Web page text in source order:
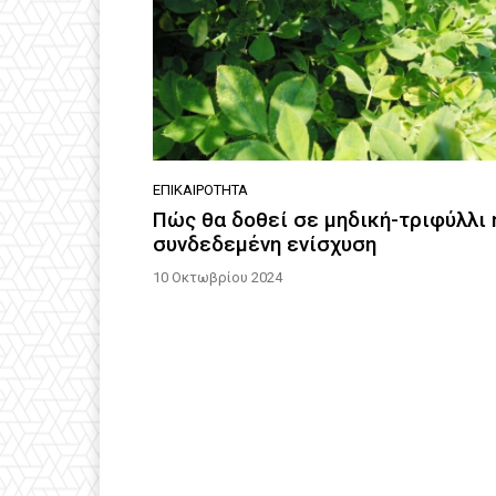
ΕΠΙΚΑΙΡΌΤΗΤΑ
Πώς θα δοθεί σε μηδική-τριφύλλι
συνδεδεμένη ενίσχυση
10 Οκτωβρίου 2024